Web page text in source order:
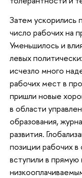
Затем ускорились
число рабочих на
Уменьшилось и
левых
исчезло много
рабочих мест в
пришли новые
в области
образования,
развития.
позиции рабочих в
вступили в